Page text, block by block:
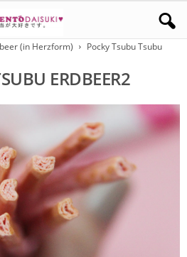
(in Herzform)
Pocky Tsubu Tsubu
ERDBEER2